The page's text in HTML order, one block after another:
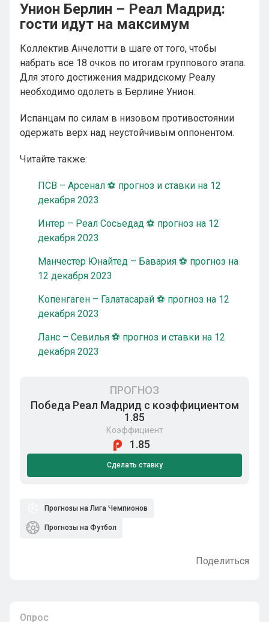
Унион Берлин – Реал Мадрид:
гости идут на максимум
Коллектив Анчелотти в шаге от того, чтобы
набрать все 18 очков по итогам группового этапа.
Для этого достижения мадридскому Реалу
необходимо одолеть в Берлине Унион.
Испанцам по силам в низовом противостоянии
одержать верх над неустойчивым оппонентом.
Читайте также:
ПСВ – Арсенал ⚽ прогноз и ставки на 12
декабря 2023
Интер – Реал Сосьедад ⚽ прогноз на 12
декабря 2023
Манчестер Юнайтед – Бавария ⚽ прогноз на
12 декабря 2023
Копенгаген – Галатасарай ⚽ прогноз на 12
декабря 2023
Ланс – Севилья ⚽ прогноз и ставки на 12
декабря 2023
ПРОГНОЗ
Победа Реал Мадрид с коэффициентом
1.85
Коэффициент
1.85
Сделать ставку
Прогнозы на Лига Чемпионов
Прогнозы на Футбол
Поделиться
Опрос